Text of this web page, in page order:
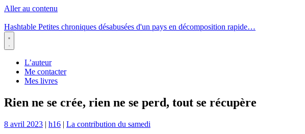
Aller au contenu
Hashtable Petites chroniques désabusées d'un pays en décomposition rapide…
Menu
L’auteur
Me contacter
Mes livres
Rien ne se crée, rien ne se perd, tout se récupère
8 avril 2023 | h16 | La contribution du samedi